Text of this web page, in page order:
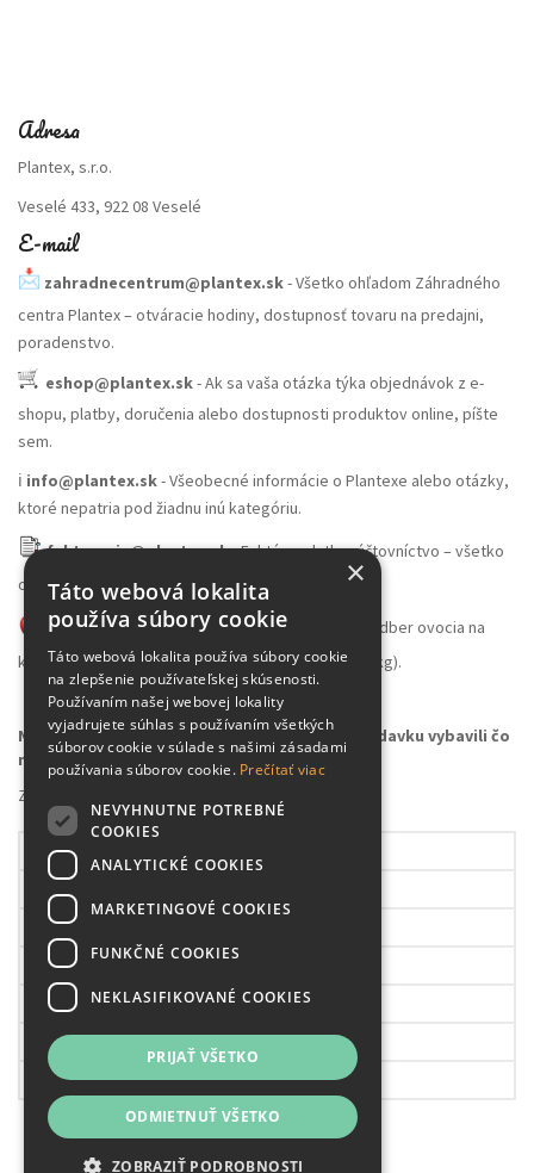
Adresa
Plantex, s.r.o.
Veselé 433, 922 08 Veselé
E-mail
zahradnecentrum@plantex.sk- Všetko ohľadom Záhradného
centra Plantex – otváracie hodiny, dostupnosť tovaru na predajni,
poradenstvo.
eshop@plantex.sk- Ak sa vaša otázka týka objednávok z e-
shopu, platby, doručenia alebo dostupnosti produktov online, píšte
sem.
ℹ️ info@plantex.sk- Všeobecné informácie o Plantexe alebo otázky,
ktoré nepatria pod žiadnu inú kategóriu.
fakturacia@plantex.sk- Faktúry, platby, účtovníctvo – všetko
ohľadom financií smerujte sem.
skladovocia@plantex.sk- Veľkoobchodný odber ovocia na
konzumáciu alebo spracovanie (množstvo nad 100kg).
Napíšte na správny e-mail, aby sme vašu požiadavku vybavili čo
najrýchlejšie
Záhradné centrum Plantex
Pondelok
Streda
Štvrtok
09.00 – 17.30h
Piatok
08.00 – 17.30h
Sobota
08.00 – 17.30h
Nedeľa
ZATVORENÉ!
×
Táto webová lokalita
používa súbory cookie
Táto webová lokalita používa súbory cookie
na zlepšenie používateľskej skúsenosti.
Používaním našej webovej lokality
vyjadrujete súhlas s používaním všetkých
súborov cookie v súlade s našimi zásadami
používania súborov cookie. Prečítať viac
NEVYHNUTNE POTREBNÉ
COOKIES
ANALYTICKÉ COOKIES
MARKETINGOVÉ COOKIES
FUNKČNÉ COOKIES
NEKLASIFIKOVANÉ COOKIES
PRIJAŤ VŠETKO
ODMIETNUŤ VŠETKO
ZOBRAZIŤ PODROBNOSTI